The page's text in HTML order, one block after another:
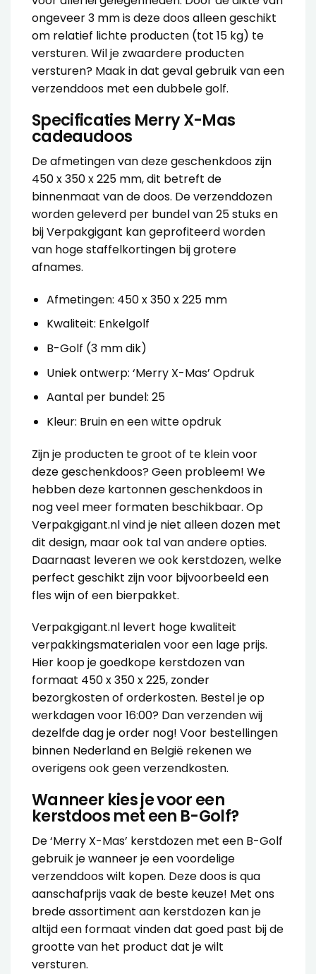
ongeveer 3 mm is deze doos alleen geschikt
om relatief lichte producten (tot 15 kg) te
versturen. Wil je zwaardere producten
versturen? Maak in dat geval gebruik van een
verzenddoos met een dubbele golf.
Specificaties Merry X-Mas
cadeaudoos
De afmetingen van deze geschenkdoos zijn
450 x 350 x 225 mm, dit betreft de
binnenmaat van de doos. De verzenddozen
worden geleverd per bundel van 25 stuks en
bij Verpakgigant kan geprofiteerd worden
van hoge staffelkortingen bij grotere
afnames.
Afmetingen: 450 x 350 x 225 mm
Kwaliteit: Enkelgolf
B-Golf (3 mm dik)
Uniek ontwerp: ‘Merry X-Mas’ Opdruk
Aantal per bundel: 25
Kleur: Bruin en een witte opdruk
Zijn je producten te groot of te klein voor
deze geschenkdoos? Geen probleem! We
hebben deze kartonnen geschenkdoos in
nog veel meer formaten beschikbaar. Op
Verpakgigant.nl vind je niet alleen dozen met
dit design, maar ook tal van andere opties.
Daarnaast leveren we ook kerstdozen, welke
perfect geschikt zijn voor bijvoorbeeld een
fles wijn of een bierpakket.
Verpakgigant.nl levert hoge kwaliteit
verpakkingsmaterialen voor een lage prijs.
Hier koop je goedkope kerstdozen van
formaat 450 x 350 x 225, zonder
bezorgkosten of orderkosten. Bestel je op
werkdagen voor 16:00? Dan verzenden wij
dezelfde dag je order nog! Voor bestellingen
binnen Nederland en België rekenen we
overigens ook geen verzendkosten.
Wanneer kies je voor een
kerstdoos met een B-Golf?
De ‘Merry X-Mas’ kerstdozen met een B-Golf
gebruik je wanneer je een voordelige
verzenddoos wilt kopen. Deze doos is qua
aanschafprijs vaak de beste keuze! Met ons
brede assortiment aan kerstdozen kan je
altijd een formaat vinden dat goed past bij de
grootte van het product dat je wilt
versturen.